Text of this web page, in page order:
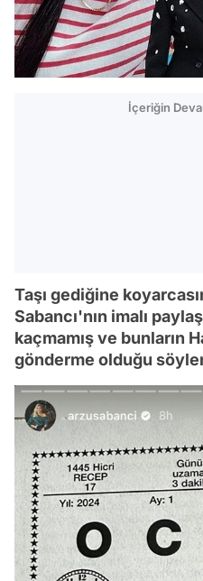
İçeriğin
Taşı gediğine
Sabancı'nın imalı
kaçmamış ve bunların
gönderme olduğu